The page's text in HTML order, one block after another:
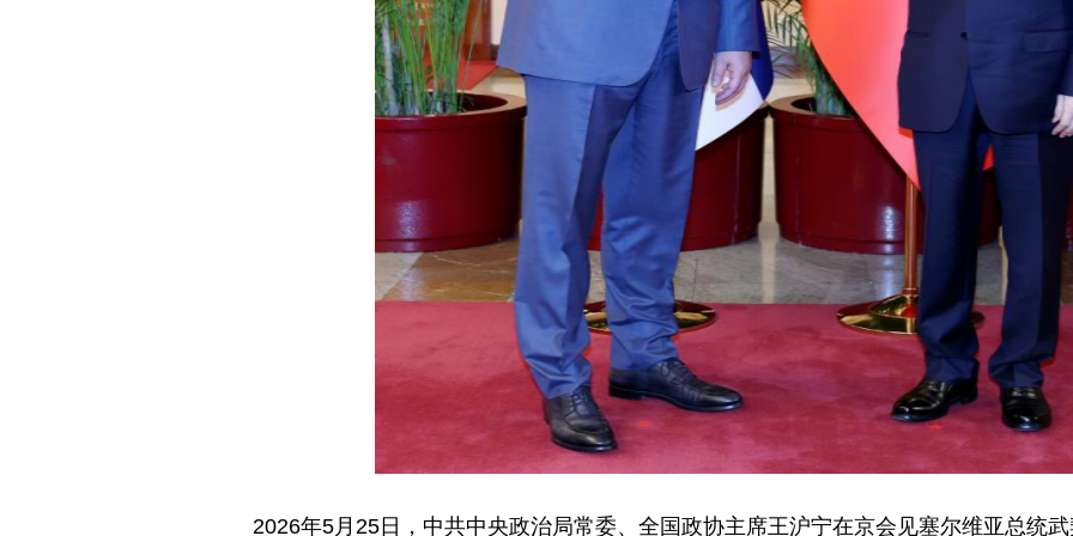
2026年5月25日，中共中央政治局常委、全国政协主席王沪宁在京会见塞尔维亚总统